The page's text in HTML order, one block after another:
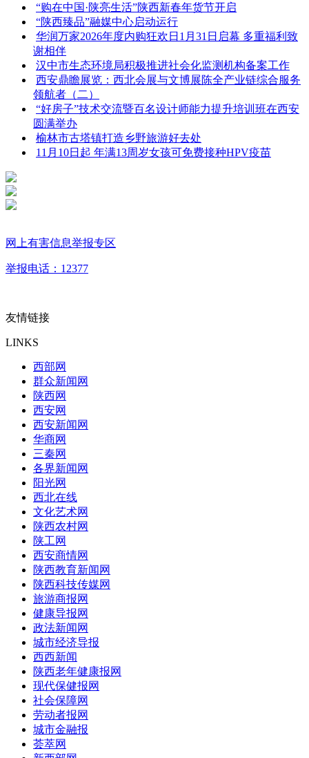
“购在中国·陕亮生活”陕西新春年货节开启
“陕西臻品”融媒中心启动运行
华润万家2026年度内购狂欢日1月31日启幕 多重福利致
谢相伴
汉中市生态环境局积极推进社会化监测机构备案工作
西安鼎瞻展览：西北会展与文博展陈全产业链综合服务
领航者（二）
“好房子”技术交流暨百名设计师能力提升培训班在西安
圆满举办
榆林市古塔镇打造乡野旅游好去处
11月10日起 年满13周岁女孩可免费接种HPV疫苗
网上有害信息举报专区
举报电话：12377
友情链接
LINKS
西部网
群众新闻网
陕西网
西安网
西安新闻网
华商网
三秦网
各界新闻网
阳光网
西北在线
文化艺术网
陕西农村网
陕工网
西安商情网
陕西教育新闻网
陕西科技传媒网
旅游商报网
健康导报网
政法新闻网
城市经济导报
西西新闻
陕西老年健康报网
现代保健报网
社会保障网
劳动者报网
城市金融报
荟萃网